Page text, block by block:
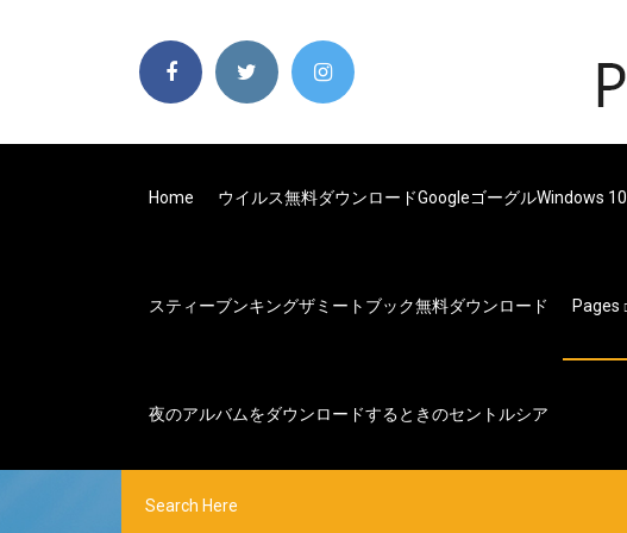
Home ウイルス無料ダウンロードgoogleゴーグルwindows 10
スティーブンキングザミートブック無料ダウンロード Pages
夜のアルバムをダウンロードするときのセントルシア